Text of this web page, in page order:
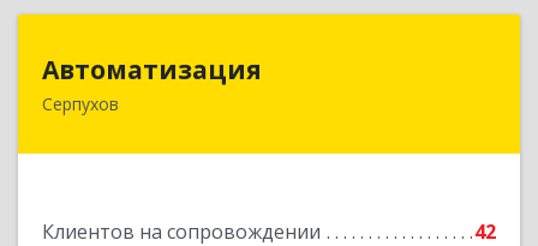
Автоматизация
Серпухов
Клиентов на сопровождении
42